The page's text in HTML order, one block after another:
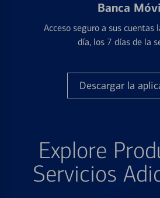
Banca
Acceso seguro a sus cuentas
día, los 7 días de la
Descargar la
Explore
Servicios